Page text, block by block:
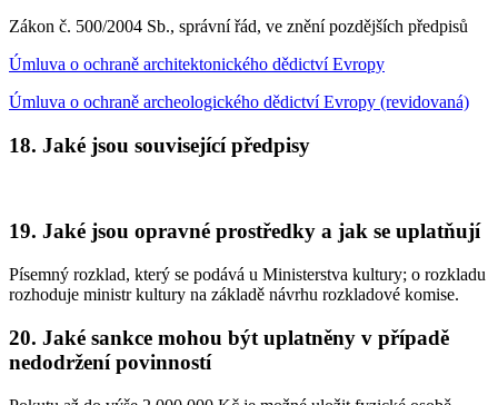
Zákon č. 500/2004 Sb., správní řád, ve znění pozdějších předpisů
Úmluva o ochraně architektonického dědictví Evropy
Úmluva o ochraně archeologického dědictví Evropy (revidovaná)
18. Jaké jsou související předpisy
19. Jaké jsou opravné prostředky a jak se uplatňují
Písemný rozklad, který se podává u Ministerstva kultury; o rozkladu
rozhoduje ministr kultury na základě návrhu rozkladové komise.
20. Jaké sankce mohou být uplatněny v případě
nedodržení povinností